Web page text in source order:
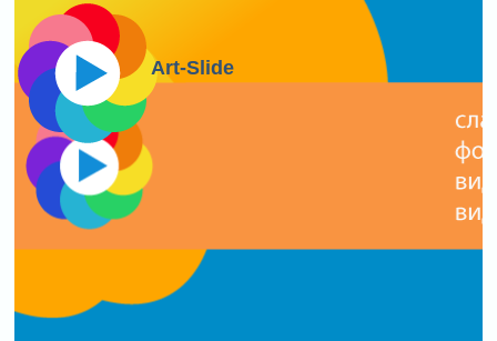
Art-Slide